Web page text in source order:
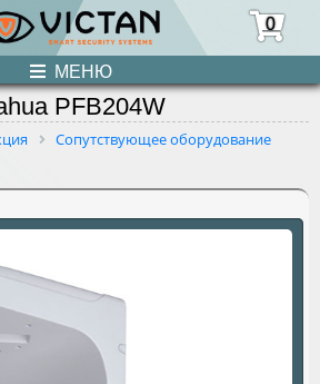
0
МЕНЮ
ПРОДУКЦИЯ
КОНТАКТЫ
PFB204W
Сопутствующее оборудование